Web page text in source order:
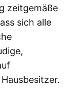
zeitgemäße
sich alle